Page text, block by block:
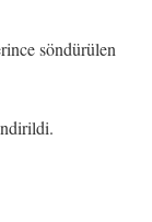
söndürülen